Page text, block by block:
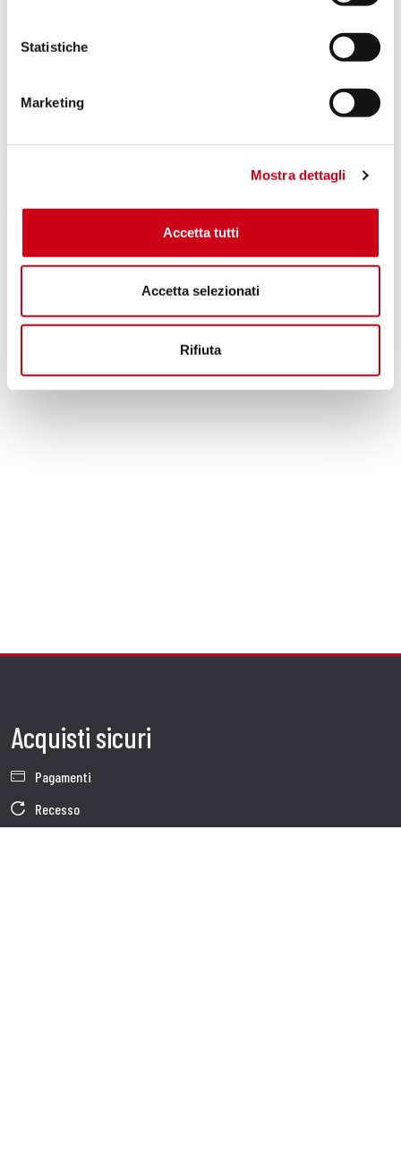
Statistiche
Marketing
Mostra dettagli
Accetta tutti
Accetta selezionati
Rifiuta
Acquisti sicuri
Pagamenti
Recesso